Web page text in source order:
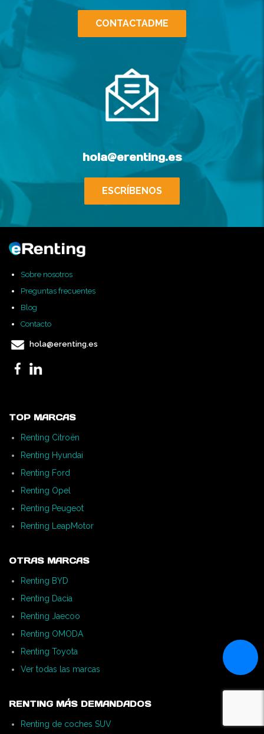
CONTACTADME
hola@erenting.es
ESCRÍBENOS
Sobre nosotros
Preguntas frecuentes
Blog
Contacto
hola@erenting.es
TOP MARCAS
Renting Citroën
Renting Hyundai
Renting Ford
Renting Opel
Renting Peugeot
Renting LeapMotor
OTRAS MARCAS
Renting BYD
Renting Dacia
Renting Jaecoo
Renting OMODA
Renting Toyota
Ver todas las marcas
RENTING MÁS DEMANDADOS
Renting de coches SUV